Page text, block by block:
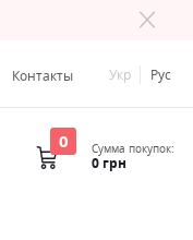
Контакты Укр Рус
0 Сумма покупок:
0 грн